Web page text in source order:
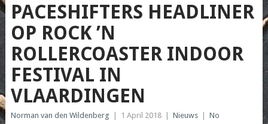
PACESHIFTERS HEADLINER
OP ROCK ’N
ROLLERCOASTER INDOOR
FESTIVAL IN
VLAARDINGEN
Norman van den Wildenberg 1 April 2018 Nieuws
No